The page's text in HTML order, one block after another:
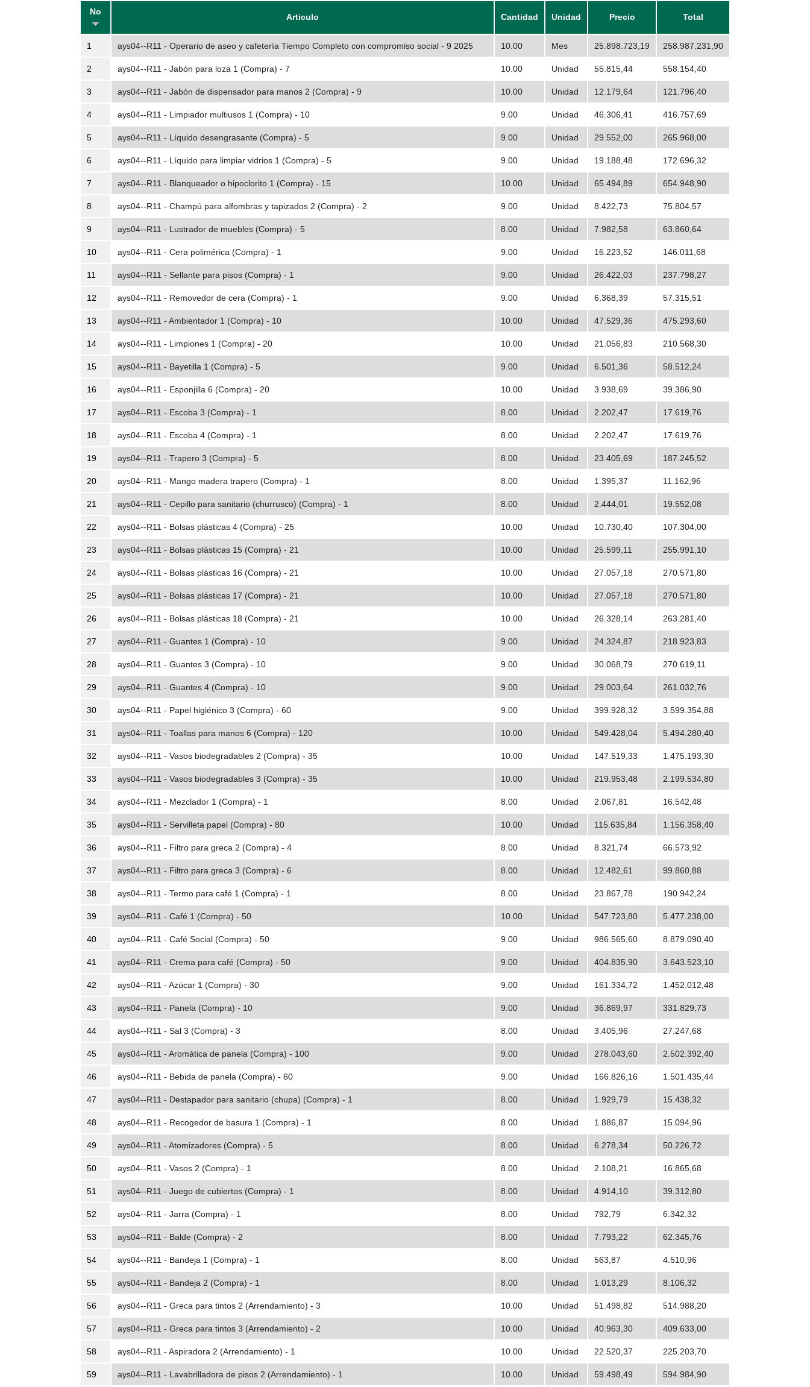
No
Articulo Cantidad Unidad Precio Total
1 ays04--R11 - Operario de aseo y cafetería Tiempo Completo con compromiso social - 9 2025 10.00 Mes 25.898.723,19 258.987.231,90
2 ays04--R11 - Jabón para loza 1 (Compra) - 7 10.00 Unidad 55.815,44 558.154,40
3 ays04--R11 - Jabón de dispensador para manos 2 (Compra) - 9 10.00 Unidad 12.179,64 121.796,40
4 ays04--R11 - Limpiador multiusos 1 (Compra) - 10 9.00 Unidad 46.306,41 416.757,69
5 ays04--R11 - Líquido desengrasante (Compra) - 5 9.00 Unidad 29.552,00 265.968,00
6 ays04--R11 - Líquido para limpiar vidrios 1 (Compra) - 5 9.00 Unidad 19.188,48 172.696,32
7 ays04--R11 - Blanqueador o hipoclorito 1 (Compra) - 15 10.00 Unidad 65.494,89 654.948,90
8 ays04--R11 - Champú para alfombras y tapizados 2 (Compra) - 2 9.00 Unidad 8.422,73 75.804,57
9 ays04--R11 - Lustrador de muebles (Compra) - 5 8.00 Unidad 7.982,58 63.860,64
10 ays04--R11 - Cera polimérica (Compra) - 1 9.00 Unidad 16.223,52 146.011,68
11 ays04--R11 - Sellante para pisos (Compra) - 1 9.00 Unidad 26.422,03 237.798,27
12 ays04--R11 - Removedor de cera (Compra) - 1 9.00 Unidad 6.368,39 57.315,51
13 ays04--R11 - Ambientador 1 (Compra) - 10 10.00 Unidad 47.529,36 475.293,60
14 ays04--R11 - Limpiones 1 (Compra) - 20 10.00 Unidad 21.056,83 210.568,30
15 ays04--R11 - Bayetilla 1 (Compra) - 5 9.00 Unidad 6.501,36 58.512,24
16 ays04--R11 - Esponjilla 6 (Compra) - 20 10.00 Unidad 3.938,69 39.386,90
17 ays04--R11 - Escoba 3 (Compra) - 1 8.00 Unidad 2.202,47 17.619,76
18 ays04--R11 - Escoba 4 (Compra) - 1 8.00 Unidad 2.202,47 17.619,76
19 ays04--R11 - Trapero 3 (Compra) - 5 8.00 Unidad 23.405,69 187.245,52
20 ays04--R11 - Mango madera trapero (Compra) - 1 8.00 Unidad 1.395,37 11.162,96
21 ays04--R11 - Cepillo para sanitario (churrusco) (Compra) - 1 8.00 Unidad 2.444,01 19.552,08
22 ays04--R11 - Bolsas plásticas 4 (Compra) - 25 10.00 Unidad 10.730,40 107.304,00
23 ays04--R11 - Bolsas plásticas 15 (Compra) - 21 10.00 Unidad 25.599,11 255.991,10
24 ays04--R11 - Bolsas plásticas 16 (Compra) - 21 10.00 Unidad 27.057,18 270.571,80
25 ays04--R11 - Bolsas plásticas 17 (Compra) - 21 10.00 Unidad 27.057,18 270.571,80
26 ays04--R11 - Bolsas plásticas 18 (Compra) - 21 10.00 Unidad 26.328,14 263.281,40
27 ays04--R11 - Guantes 1 (Compra) - 10 9.00 Unidad 24.324,87 218.923,83
28 ays04--R11 - Guantes 3 (Compra) - 10 9.00 Unidad 30.068,79 270.619,11
29 ays04--R11 - Guantes 4 (Compra) - 10 9.00 Unidad 29.003,64 261.032,76
30 ays04--R11 - Papel higiénico 3 (Compra) - 60 9.00 Unidad 399.928,32 3.599.354,88
31 ays04--R11 - Toallas para manos 6 (Compra) - 120 10.00 Unidad 549.428,04 5.494.280,40
32 ays04--R11 - Vasos biodegradables 2 (Compra) - 35 10.00 Unidad 147.519,33 1.475.193,30
33 ays04--R11 - Vasos biodegradables 3 (Compra) - 35 10.00 Unidad 219.953,48 2.199.534,80
34 ays04--R11 - Mezclador 1 (Compra) - 1 8.00 Unidad 2.067,81 16.542,48
35 ays04--R11 - Servilleta papel (Compra) - 80 10.00 Unidad 115.635,84 1.156.358,40
36 ays04--R11 - Filtro para greca 2 (Compra) - 4 8.00 Unidad 8.321,74 66.573,92
37 ays04--R11 - Filtro para greca 3 (Compra) - 6 8.00 Unidad 12.482,61 99.860,88
38 ays04--R11 - Termo para café 1 (Compra) - 1 8.00 Unidad 23.867,78 190.942,24
39 ays04--R11 - Café 1 (Compra) - 50 10.00 Unidad 547.723,80 5.477.238,00
40 ays04--R11 - Café Social (Compra) - 50 9.00 Unidad 986.565,60 8.879.090,40
41 ays04--R11 - Crema para café (Compra) - 50 9.00 Unidad 404.835,90 3.643.523,10
42 ays04--R11 - Azúcar 1 (Compra) - 30 9.00 Unidad 161.334,72 1.452.012,48
43 ays04--R11 - Panela (Compra) - 10 9.00 Unidad 36.869,97 331.829,73
44 ays04--R11 - Sal 3 (Compra) - 3 8.00 Unidad 3.405,96 27.247,68
45 ays04--R11 - Aromática de panela (Compra) - 100 9.00 Unidad 278.043,60 2.502.392,40
46 ays04--R11 - Bebida de panela (Compra) - 60 9.00 Unidad 166.826,16 1.501.435,44
47 ays04--R11 - Destapador para sanitario (chupa) (Compra) - 1 8.00 Unidad 1.929,79 15.438,32
48 ays04--R11 - Recogedor de basura 1 (Compra) - 1 8.00 Unidad 1.886,87 15.094,96
49 ays04--R11 - Atomizadores (Compra) - 5 8.00 Unidad 6.278,34 50.226,72
50 ays04--R11 - Vasos 2 (Compra) - 1 8.00 Unidad 2.108,21 16.865,68
51 ays04--R11 - Juego de cubiertos (Compra) - 1 8.00 Unidad 4.914,10 39.312,80
52 ays04--R11 - Jarra (Compra) - 1 8.00 Unidad 792,79 6.342,32
53 ays04--R11 - Balde (Compra) - 2 8.00 Unidad 7.793,22 62.345,76
54 ays04--R11 - Bandeja 1 (Compra) - 1 8.00 Unidad 563,87 4.510,96
55 ays04--R11 - Bandeja 2 (Compra) - 1 8.00 Unidad 1.013,29 8.106,32
56 ays04--R11 - Greca para tintos 2 (Arrendamiento) - 3 10.00 Unidad 51.498,82 514.988,20
57 ays04--R11 - Greca para tintos 3 (Arrendamiento) - 2 10.00 Unidad 40.963,30 409.633,00
58 ays04--R11 - Aspiradora 2 (Arrendamiento) - 1 10.00 Unidad 22.520,37 225.203,70
59 ays04--R11 - Lavabrilladora de pisos 2 (Arrendamiento) - 1 10.00 Unidad 59.498,49 594.984,90